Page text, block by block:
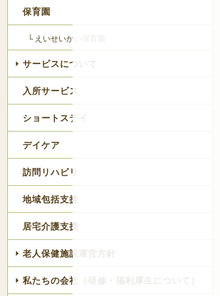
保育園
└ えいせいかい保育園
サービスについて
入所サービス
ショートステイ
デイケア
訪問リハビリ
地域包括支援
居宅介護支援
老人保健施設運営方針
私たちの会社（研修・福利厚生について）